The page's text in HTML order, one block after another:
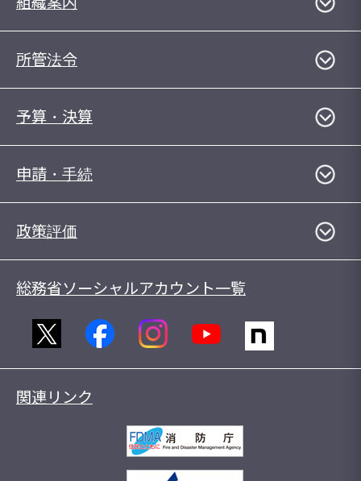
所管法令
予算・決算
申請・手続
政策評価
総務省ソーシャルアカウント一覧
関連リンク